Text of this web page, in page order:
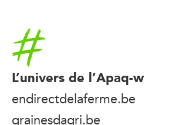
Accueil
L’univers de l’Apaq-w
endirectdelaferme.be
grainesdagri.be